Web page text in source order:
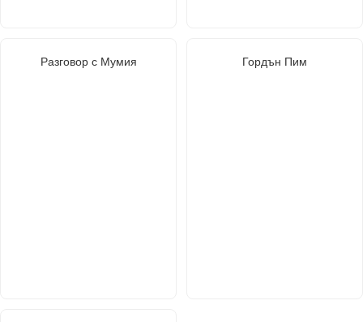
Разговор с Мумия Гордън Пим